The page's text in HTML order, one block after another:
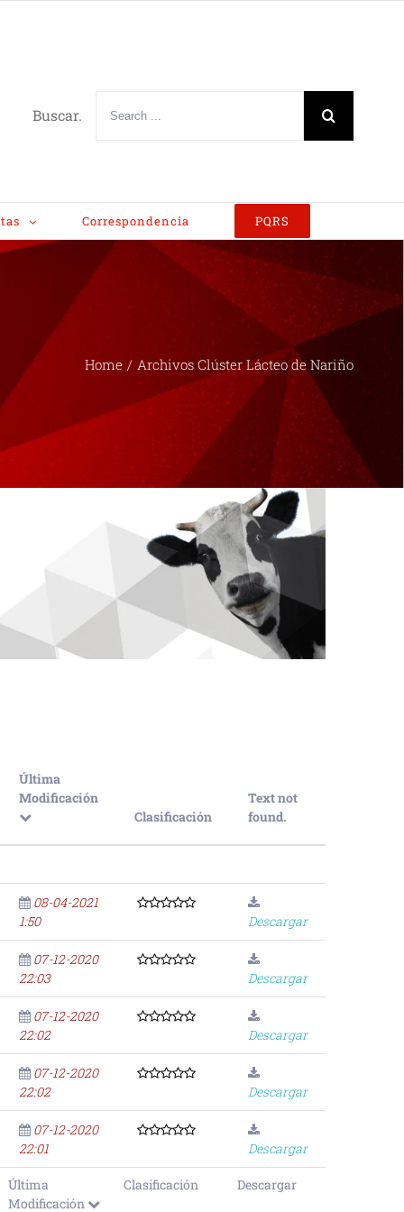
Buscar.
Correspondencia PQRS
Home / Archivos Clúster Lácteo de Nariño
Última
Modificación
Clasificación
Text not
found.
Última
Modificación
Clasificación Descargar
08-04-2021
1:50
Descargar
07-12-2020
22:03
Descargar
07-12-2020
22:02
Descargar
07-12-2020
22:02
Descargar
07-12-2020
22:01
Descargar